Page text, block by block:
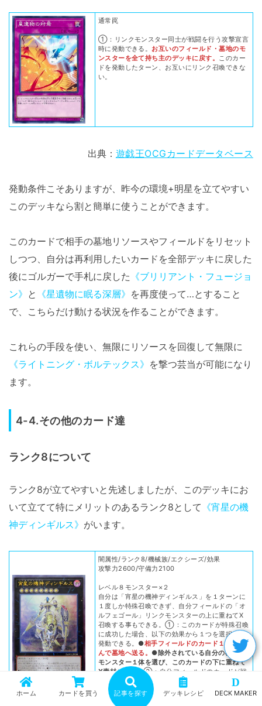
通常罠
①：リンクモンスター同士が戦闘を行う攻撃宣言
時に発動できる。 お互いのフィールド・墓地のモ
ンスターを全て持ち主のデッキに戻す。 このカー
ドを発動したターン、お互いにリンク召喚できな
い。
出典： 遊戯王OCGカードデータベース
発動条件こそありますが、昨今の環境+明星を立てやすい
このデッキなら割と簡単に使うことができます。
このカードで相手の墓地リソースやフィールドをリセット
しつつ、自分は再利用したいカードを全部デッキに戻した
後にゴルガーで手札に戻した 《ブリリアント・フュージョ
ン》 と 《星遺物に眠る深層》 を再度使って…とすること
で、こちらだけ動ける状況を作ることができます。
これらの手段を使い、無限にリソースを回復して無限に
《ライトニング・ボルテックス》 を撃つ芸当が可能になり
ます。
4-4.その他のカード達
ランク8について
ランク8が立てやすいと先述しましたが、このデッキにお
いて立てて特にメリットのあるランク8として 《宵星の機
神ディンギルス》 がいます。
闇属性/ランク8/機械族/エクシーズ/効果
攻撃力2600/守備力2100
レベル８モンスター×２
自分は「宵星の機神ディンギルス」を１ターンに
１度しか特殊召喚できず、自分フィールドの「オ
ルフェゴール」リンクモンスターの上に重ねてX
召喚する事もできる。①：このカードが特殊召喚
に成功した場合、以下の効果から１つを選択して
発動できる。●相手フィールドのカード１枚を選
んで墓地へ送る。 ●除外されている自分の機械族
モンスター１体を選び、このカードの下に重ねて
X素材とする。②：自分フィールドのカードが戦
闘・効果で破壊される場合、代わりにこのカード
のX素材を１つ取り除く事ができる。
ホーム カードを買う 記事を探す デッキレシピ
D
DECK MAKER